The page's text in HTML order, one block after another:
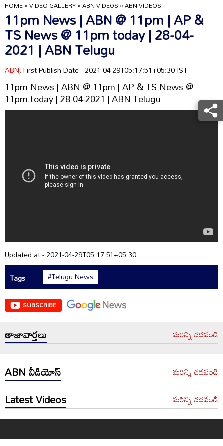
HOME»VIDEO GALLERY»ABN VIDEOS»ABN VIDEOS
11pm News | ABN @ 11pm | AP &
TS News @ 11pm today | 28-04-
2021 | ABN Telugu
ABN, First Publish Date - 2021-04-29T05:17:51+05:30 IST
11pm News | ABN @ 11pm | AP & TS News @
11pm today | 28-04-2021 | ABN Telugu
Updated at - 2021-04-29T05:17:51+05:30
Tags
#Telugu News
SUBSCRIBE
తాజావార్తలు మరిన్ని చదవండి
ABN వీడియోస్ మరిన్ని చదవండి
Latest Videos మరిన్ని చదవండి